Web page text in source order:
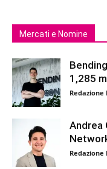
Mercati e Nomine
1,285
Redazione
Andrea
Redazione